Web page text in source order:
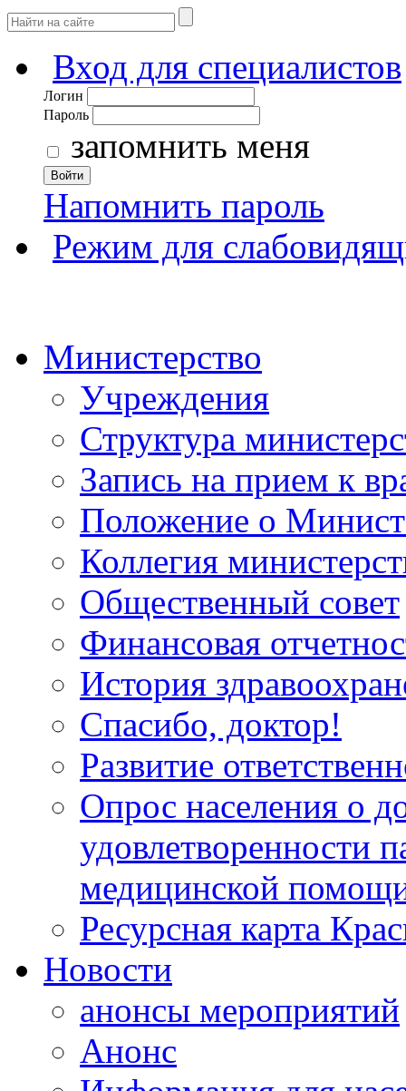
Вход для специалистов
Логин
Пароль
запомнить меня
Войти
Напомнить пароль
Режим для
Министерство
Учреждения
Структура
Запись на прием к
Положение о
Коллегия
Общественный совет
Финансовая
История
Спасибо, доктор!
Развитие
Опрос населения о
удовлетворенности
медицинской
Ресурсная карта
Новости
анонсы мероприятий
Анонс